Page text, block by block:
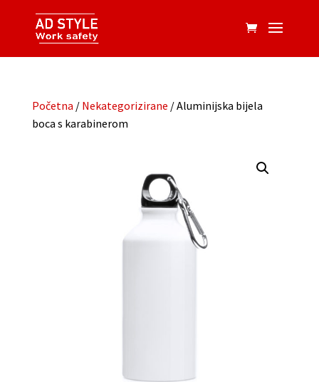
Početna / Nekategorizirane / Aluminijska bijela
boca s karabinerom